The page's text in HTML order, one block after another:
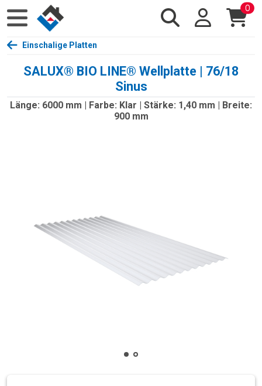
0
Einschalige Platten
SALUX® BIO LINE® Wellplatte | 76/18
Sinus
Länge: 6000 mm | Farbe: Klar | Stärke: 1,40 mm | Breite:
900 mm